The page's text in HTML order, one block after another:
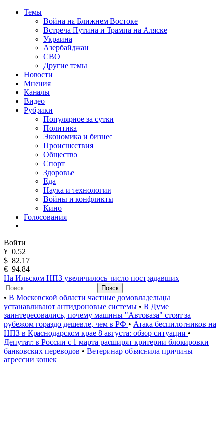
Темы
Война на Ближнем Востоке
Встреча Путина и Трампа на Аляске
Украина
Азербайджан
СВО
Другие темы
Новости
Мнения
Каналы
Видео
Рубрики
Популярное за сутки
Политика
Экономика и бизнес
Происшествия
Общество
Спорт
Здоровье
Еда
Наука и технологии
Войны и конфликты
Кино
Голосования
Войти
¥ 0.52
$ 82.17
€ 94.84
На Ильском НПЗ увеличилось число пострадавших
Поиск
• В Московской области частные домовладельцы
устанавливают антидроновые системы • В Думе
заинтересовались, почему машины "Автоваза" стоят за
рубежом гораздо дешевле, чем в РФ • Атака беспилотников на
НПЗ в Краснодарском крае 8 августа: обзор ситуации •
Депутат: в России с 1 марта расширят критерии блокировки
банковских переводов • Ветеринар объяснила причины
агрессии кошек